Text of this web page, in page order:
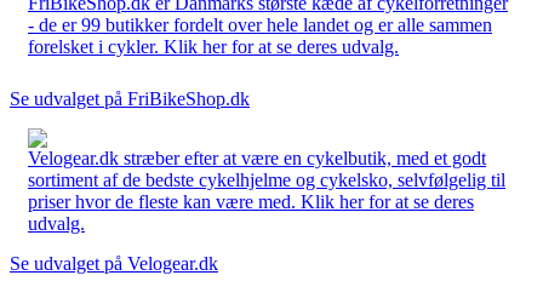
- de er 99 butikker fordelt over hele landet og er alle sammen
forelsket i cykler. Klik her for at se deres udvalg.
Se udvalget på FriBikeShop.dk
Velogear.dk stræber efter at være en cykelbutik, med et godt
sortiment af de bedste cykelhjelme og cykelsko, selvfølgelig til
priser hvor de fleste kan være med. Klik her for at se deres
udvalg.
Se udvalget på Velogear.dk